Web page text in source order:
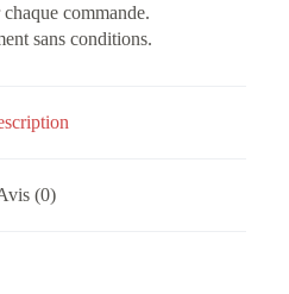
commande.
sans conditions.
(0)